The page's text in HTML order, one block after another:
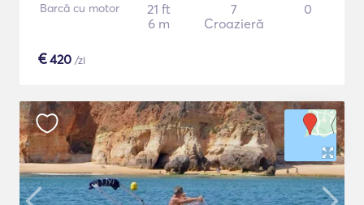
Barcă cu motor
21 ft
6 m
7
Croazieră
0
€420 /zi